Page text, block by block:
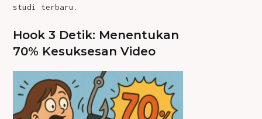
studi terbaru.
Hook 3 Detik: Menentukan
70% Kesuksesan Video